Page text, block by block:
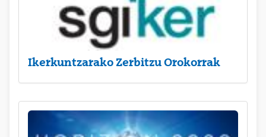
Ikerkuntzarako Zerbitzu Orokorrak